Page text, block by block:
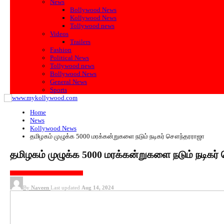
News
Bollywood News
Kollywood News
Tollywood news
Videos
Trailers
Fashion
Political News
Tollywood news
Bollywood News
General News
Sports
Home
News
Kollywood News
தமிழகம் முழுக்க 5000 மரக்கன்றுகளை நடும் நடிகர் சௌந்தரராஜா
தமிழகம் முழுக்க 5000 மரக்கன்றுகளை நடும்
By Naveen Last updated Aug 14, 2024